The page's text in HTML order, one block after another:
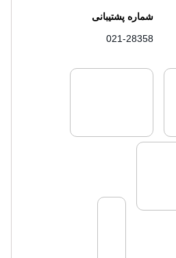
شماره پشتیبانی
021-28358
لایسنس های فروش سفرتاپلایسنس های
لایسنس های فروش سفرتاپ